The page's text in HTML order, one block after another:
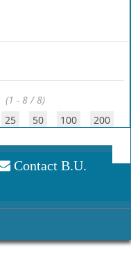
(1 - 8 / 8)
25 50 100 200
Contact B.U.